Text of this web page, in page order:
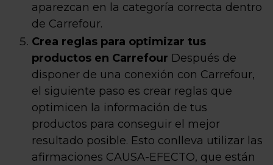
aparezcan en la categoría correcta dentro
de Carrefour.
Crea reglas para optimizar tus
productos en Carrefour Después de
disponer de una conexión con Carrefour,
el siguiente paso es crear reglas que
optimicen la información de tus
productos para conseguir el mejor
resultado posible. Esto conlleva utilizar las
afirmaciones CAUSA-EFECTO, que están